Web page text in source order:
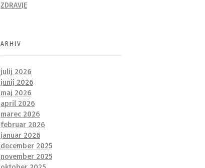
ZDRAVJE
ARHIV
julij 2026
junij 2026
maj 2026
april 2026
marec 2026
februar 2026
januar 2026
december 2025
november 2025